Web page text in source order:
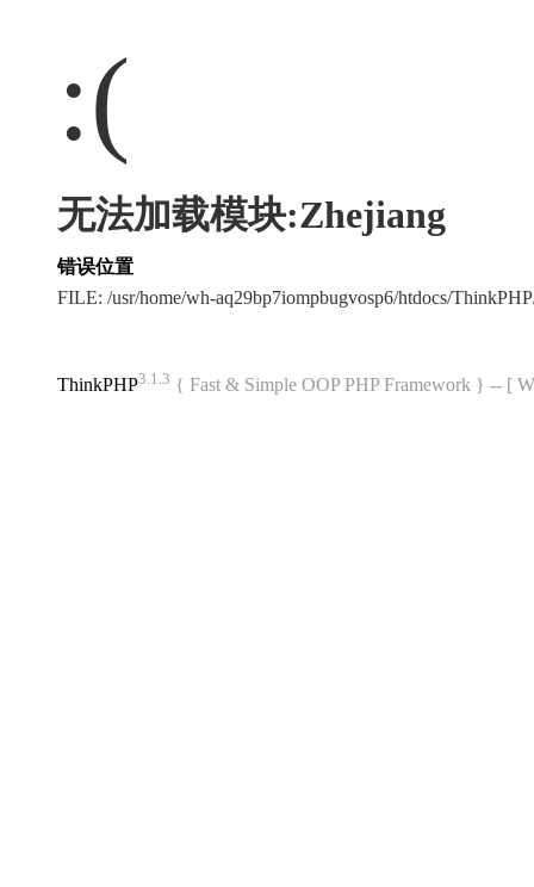
:(
无法加载模块:Zhejiang
错误位置
FILE: /usr/home/wh-aq29bp7iompbugvosp6/htdocs/
ThinkPHP3.1.3 { Fast & Simple OOP PHP Framework } -- [